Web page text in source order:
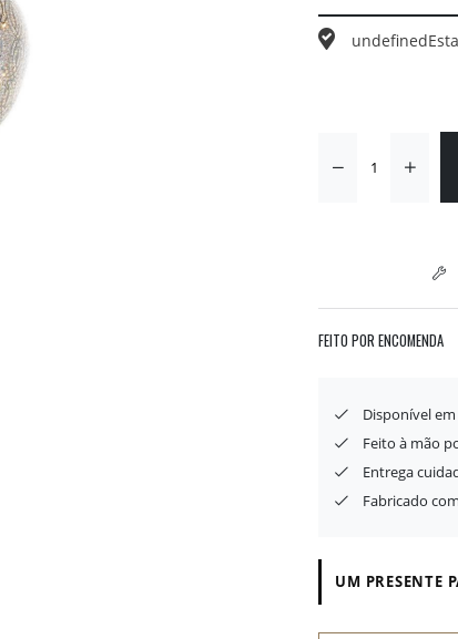
undefined
FEITO POR ENCOMENDA
Disponível
Feito à mão
Entrega
Fabricado
UM PRESENTE